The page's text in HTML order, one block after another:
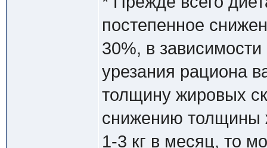
постепенное
30%, в
урезания рациона
толщину жировых
снижению толщины
1-3 кг в месяц, то